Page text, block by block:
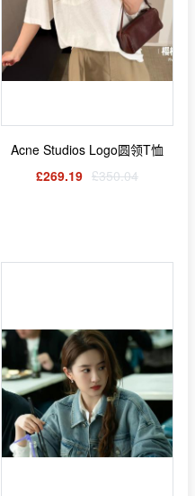
Acne Studios Logo圆领T恤
£269.19 £350.04